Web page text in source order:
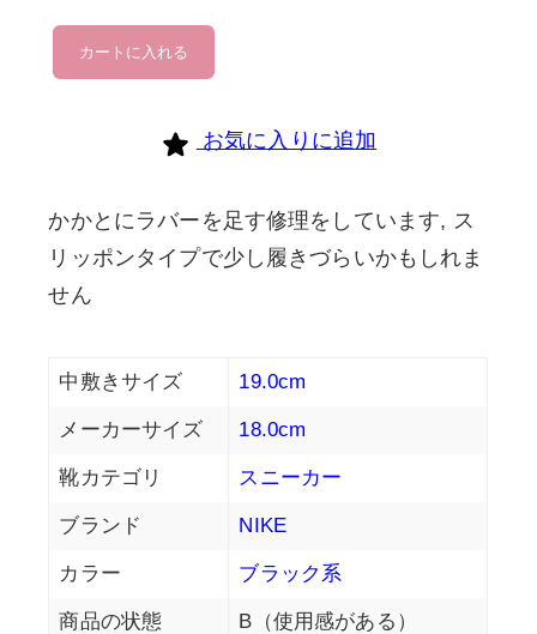
nike
個
カートに入れる
お気に入りに追加
かかとにラバーを足す修理をしています, ス
リッポンタイプで少し履きづらいかもしれま
せん
中敷きサイズ 19.0cm
メーカーサイズ 18.0cm
靴カテゴリ スニーカー
ブランド NIKE
カラー ブラック系
商品の状態 B（使用感がある）